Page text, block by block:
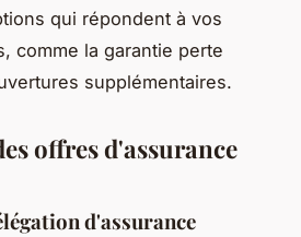
qui répondent à vos
comme la garantie perte
supplémentaires.
offres d'assurance
d'assurance